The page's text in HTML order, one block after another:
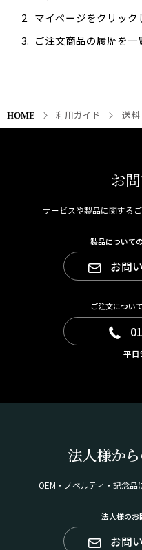
マイページをクリック
ご注文商品の履歴を一
HOME 利用ガイド 送
お
サービスや製品に関する
製品について
お問
ご注文につい
平
法人様か
OEM・ノベルティ・記念
法人様のお
お問